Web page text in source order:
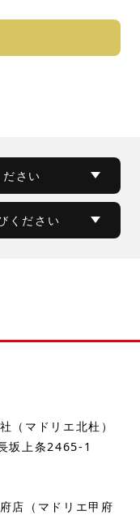
さい
ください
マドリエ北杜）
坂上条2465-1
店（マドリエ甲府